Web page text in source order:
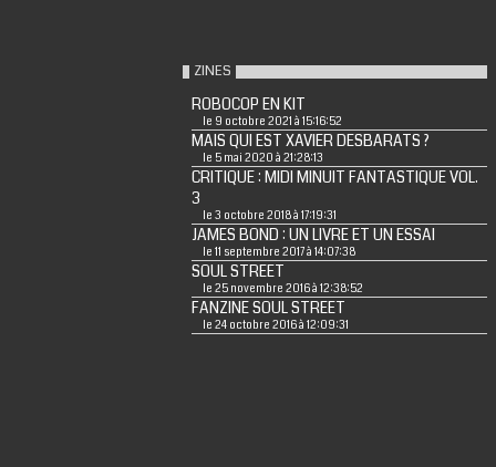
ZINES
ROBOCOP EN KIT
le 9 octobre 2021 à 15:16:52
MAIS QUI EST XAVIER DESBARATS ?
le 5 mai 2020 à 21:28:13
CRITIQUE : MIDI MINUIT FANTASTIQUE VOL.
3
le 3 octobre 2018 à 17:19:31
JAMES BOND : UN LIVRE ET UN ESSAI
le 11 septembre 2017 à 14:07:38
SOUL STREET
le 25 novembre 2016 à 12:38:52
FANZINE SOUL STREET
le 24 octobre 2016 à 12:09:31